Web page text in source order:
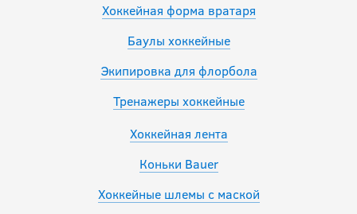
Хоккейная форма вратаря
Баулы хоккейные
Экипировка для флорбола
Тренажеры хоккейные
Хоккейная лента
Коньки Bauer
Хоккейные шлемы с маской